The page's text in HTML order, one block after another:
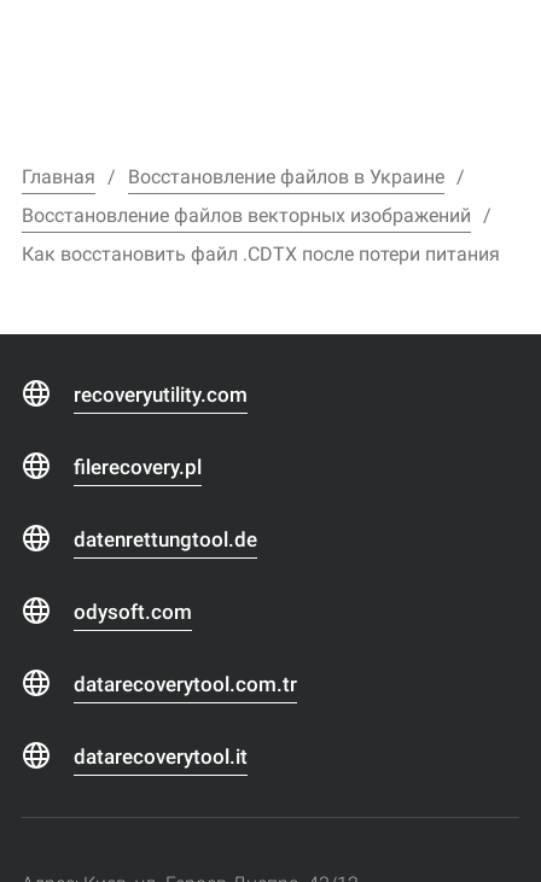
Главная
Восстановление файлов в Украине
Восстановление файлов векторных изображений
Как восстановить файл .CDTX после потери питания
recoveryutility.com
filerecovery.pl
datenrettungtool.de
odysoft.com
datarecoverytool.com.tr
datarecoverytool.it